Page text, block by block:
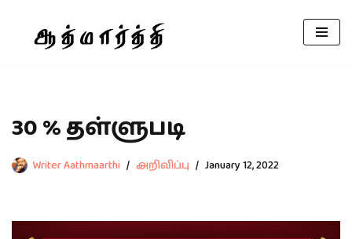
30 % தள்ளுபடி
Writer Aathmaarthi அறிவிப்பு January 12, 2022